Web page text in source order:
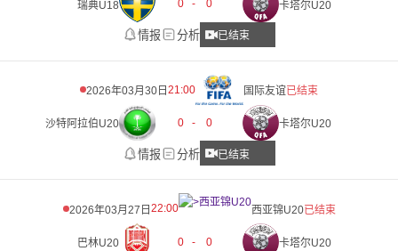
瑞典U18 0 - 0 卡塔尔U20
情报 分析 已结束
2026年03月30日21:00 国际友谊已结束
沙特阿拉伯U20 0 - 0 卡塔尔U20
情报 分析 已结束
2026年03月27日 22:00 西亚锦U20已结束
巴林U20 0 - 0 卡塔尔U20